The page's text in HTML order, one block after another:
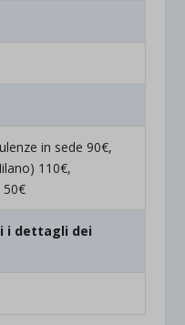
in sede 90€,
110€,
i dettagli dei